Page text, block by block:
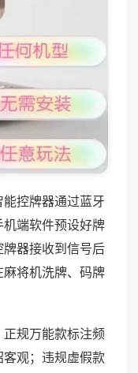
控牌器通过蓝牙
端软件预设好牌
器接收到信号后
将机洗牌、码牌
规万能款标注频
观；违规虚假款